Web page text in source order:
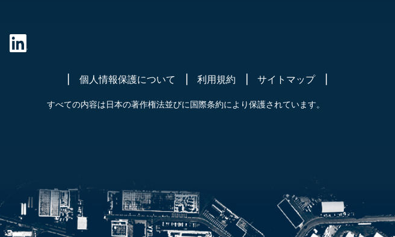
個人情報保護について 利用規約 サイトマップ
すべての内容は日本の著作権法並びに国際条約により保護されています。